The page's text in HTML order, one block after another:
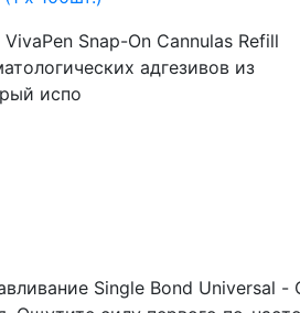
Snap-On Cannulas Refill
адгезивов из
испо
Single Bond Universal -